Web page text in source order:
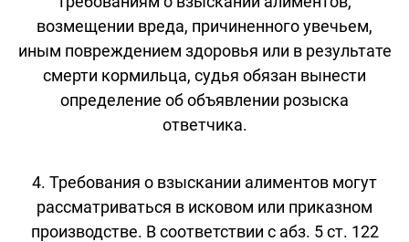
возмещении вреда, причиненного увечьем,
иным повреждением здоровья или в результате
смерти кормильца, судья обязан вынести
определение об объявлении розыска
ответчика.
4. Требования о взыскании алиментов могут
рассматриваться в исковом или приказном
производстве. В соответствии с абз. 5 ст. 122